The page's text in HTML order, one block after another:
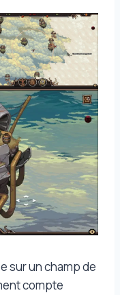
sur un champ de
compte